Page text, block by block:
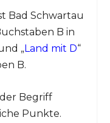
Bad Schwartau
B in
„Land mit D“
B.
Begriff
Punkte.